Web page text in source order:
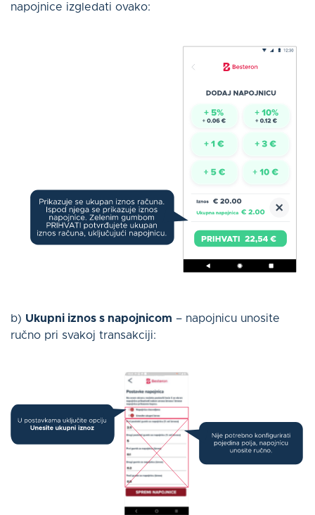
napojnice izgledati ovako:
b) Ukupni iznos s napojnicom – napojnicu unosite
ručno pri svakoj transakciji: